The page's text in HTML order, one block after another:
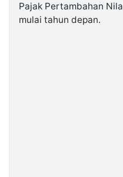
Kabarbaru.co
2026
Pajak Pertambahan
mulai tahun depan.